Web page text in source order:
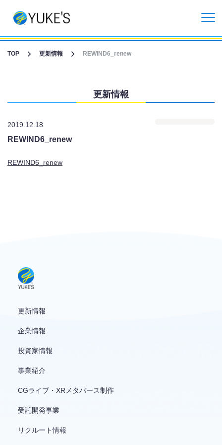
更新情報
CGライブ・XRメタバース制作
English
TOP 更新情報 REWIND6_renew
更新情報
2019.12.18
REWIND6_renew
REWIND6_renew
更新情報
企業情報
投資家情報
事業紹介
CGライブ・XRメタバース制作
受託開発事業
リクルート情報